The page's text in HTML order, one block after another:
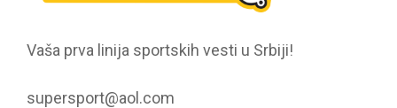
Vaša prva linija sportskih vesti u Srbiji!
supersport@aol.com